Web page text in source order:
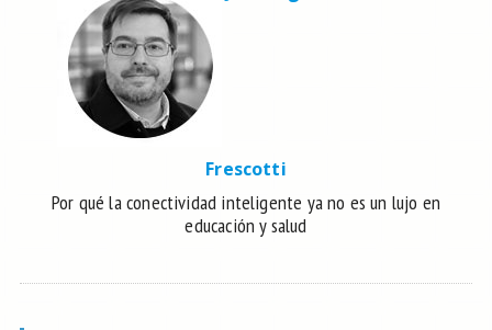
Frescotti
Por qué la conectividad inteligente ya no es un lujo en
educación y salud